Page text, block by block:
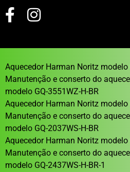
Aquecedor Harman Noritz modelo
Manutenção e conserto do
modelo GQ-3551WZ-H-BR
Aquecedor Harman Noritz modelo
Manutenção e conserto do
modelo GQ-2037WS-H-BR
Aquecedor Harman Noritz modelo
Manutenção e conserto do
modelo GQ-2437WS-H-BR-1